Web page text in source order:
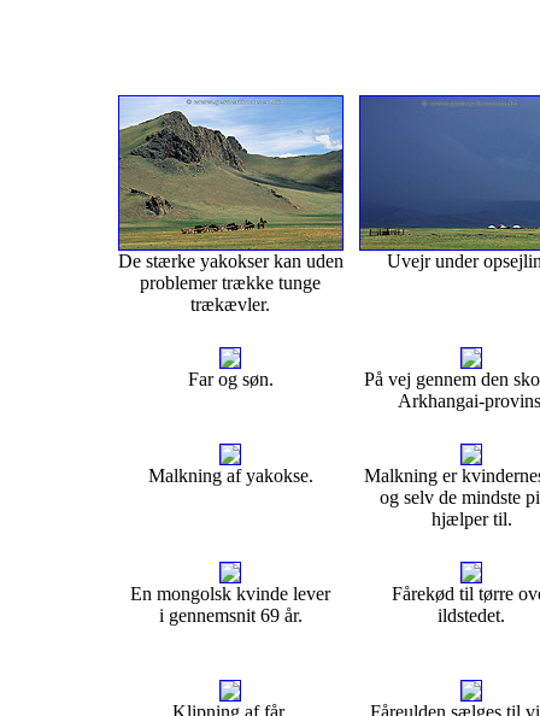
De stærke yakokser kan uden
problemer trække tunge
trækævler.
Uvejr under
Far og søn.
På vej gennem den
Arkhangai-
Malkning af yakokse.
Malkning er
og selv de mindste
hjælper til.
En mongolsk kvinde lever
i gennemsnit 69 år.
Fårekød til tørre
ildstedet.
Klipning af får.
Fåreulden sælges til